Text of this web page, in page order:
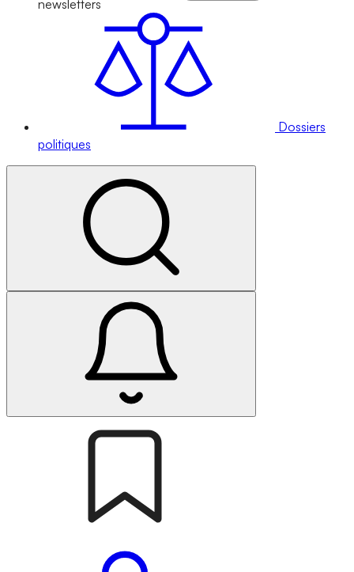
newsletters
Dossiers
politiques